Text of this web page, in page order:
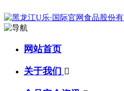
网站首页
关于我们 